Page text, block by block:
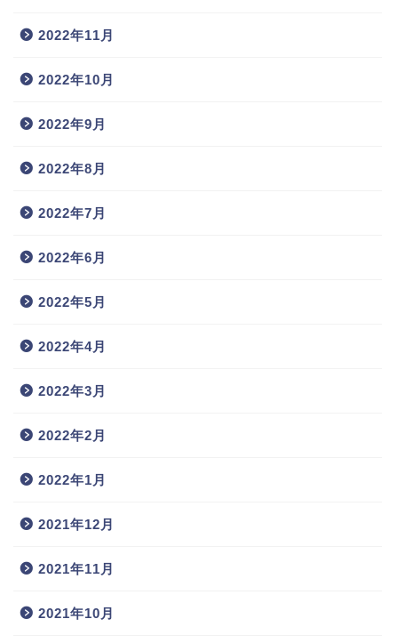
2022年11月
2022年10月
2022年9月
2022年8月
2022年7月
2022年6月
2022年5月
2022年4月
2022年3月
2022年2月
2022年1月
2021年12月
2021年11月
2021年10月